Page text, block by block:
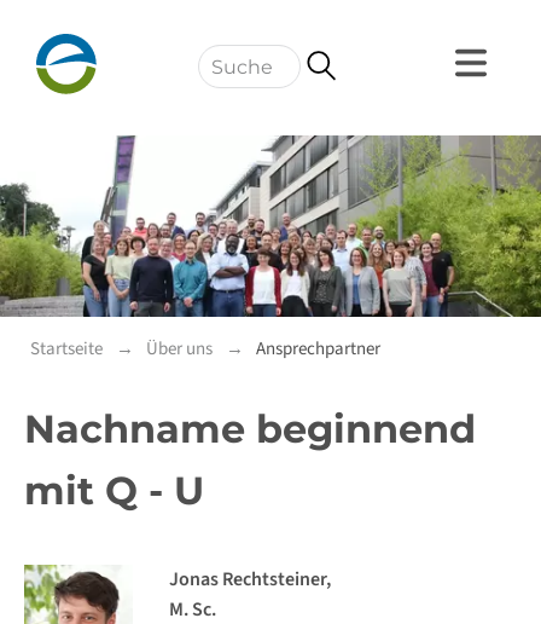
Navigation
Startseite Über uns Ansprechpartner
Nachname beginnend
mit Q - U
Jonas Rechtsteiner,
M. Sc.